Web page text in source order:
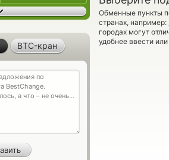
Обменные пункты
странах, например:
городах могут
удобнее ввести
BTC-кран